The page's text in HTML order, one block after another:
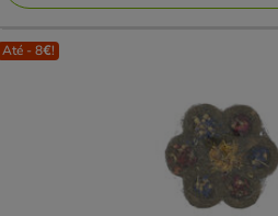
Até - 8€!